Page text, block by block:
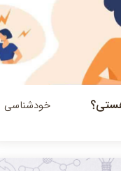
خودشناسی